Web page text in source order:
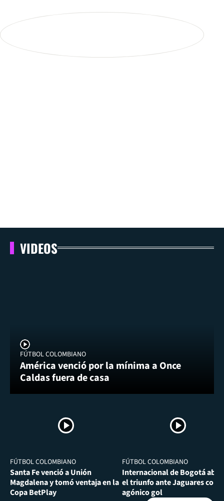
VIDEOS
FÚTBOL COLOMBIANO
América venció por la mínima a Once
Caldas fuera de casa
FÚTBOL COLOMBIANO
Santa Fe venció a Unión
Magdalena y tomó ventaja en la
Copa BetPlay
FÚTBOL COLOMBIANO
Internacional de Bogotá
el triunfo ante Jaguares con
agónico gol